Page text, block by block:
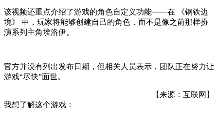
该视频还重点介绍了游戏的角色自定义功能——在 《钢铁边
境》 中，玩家将能够创建自己的角色，而不是像之前那样扮
演系列主角埃洛伊。
官方并没有列出发布日期，但相关人员表示，团队正在努力让
游戏“尽快”面世。
【来源：互联网】
我想了解这个游戏：